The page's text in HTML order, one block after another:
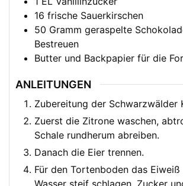
16 frische Sauerkirschen
50 Gramm geraspelte
Bestreuen
Butter und Backpapier für die
ANLEITUNGEN
Zubereitung der Schwarzwälder
Zuerst die Zitrone waschen,
Schale rundherum abreiben.
Danach die Eier trennen.
Für den Tortenboden das Eiweiß